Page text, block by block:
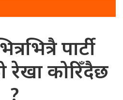
पार्टी
रेखा कोरिँदैछ